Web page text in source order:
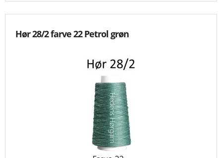
Hør 28/2 farve 22 Petrol grøn